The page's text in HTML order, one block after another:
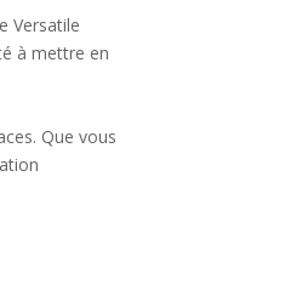
Versatile
à mettre en
Que vous